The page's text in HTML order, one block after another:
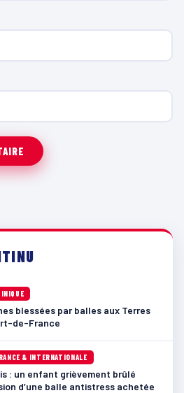
blessées par balles aux Terres
de-France
& INTERNATIONALE
: un enfant grièvement brûlé
d’une balle antistress achetée